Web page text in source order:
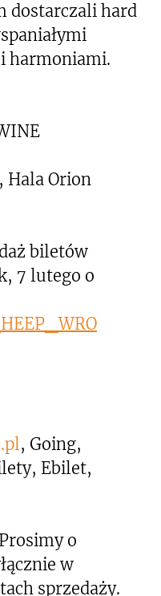
dostarczali hard
harmoniami.
Hala Orion
biletów
7 lutego o
, Going,
Ebilet,
o
w
sprzedaży.